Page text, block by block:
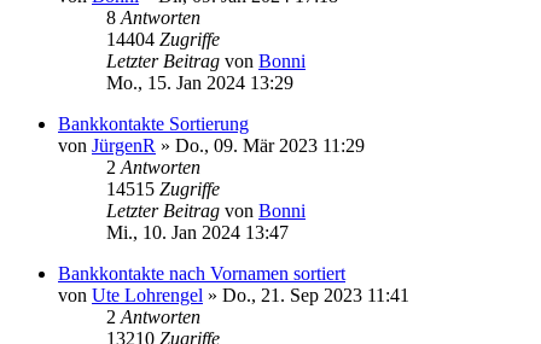
8 Antworten
14404 Zugriffe
Letzter Beitrag von Bonni
Mo., 15. Jan 2024 13:29
Bankkontakte Sortierung
von JürgenR » Do., 09. Mär 2023 11:29
2 Antworten
14515 Zugriffe
Letzter Beitrag von Bonni
Mi., 10. Jan 2024 13:47
Bankkontakte nach Vornamen sortiert
von Ute Lohrengel » Do., 21. Sep 2023 11:41
2 Antworten
13210 Zugriffe